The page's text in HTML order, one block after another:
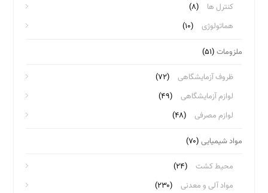
کنترل ها
(۸)
هماتولوژی
(۱۰)
ملزومات (۵۱)
ظروف آزمایشگاهی
(۷۲)
لوازم آزمایشگاهی
(۴۹)
لوازم مصرفی
(۴۸)
مواد شیمیایی (۷۰)
محیط کشت
(۲۴)
مواد آلی و معدنی
(۲۳۰)